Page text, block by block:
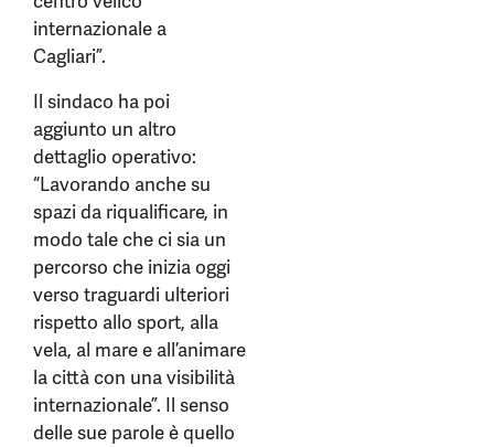
internazionale a
Cagliari”.
Il sindaco ha poi
aggiunto un altro
dettaglio operativo:
“Lavorando anche su
spazi da riqualificare, in
modo tale che ci sia un
percorso che inizia oggi
verso traguardi ulteriori
rispetto allo sport, alla
vela, al mare e all’animare
la città con una visibilità
internazionale”. Il senso
delle sue parole è quello